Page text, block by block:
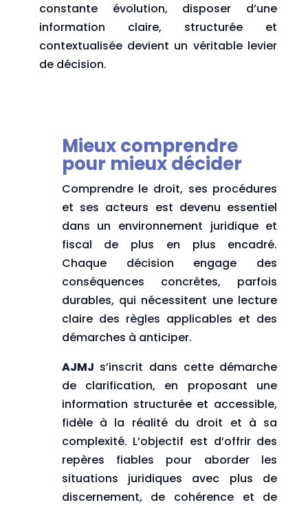
constante évolution, disposer d’une
information claire, structurée et
contextualisée devient un véritable levier
de décision.
Mieux comprendre
pour mieux décider
Comprendre le droit, ses procédures
et ses acteurs est devenu essentiel
dans un environnement juridique et
fiscal de plus en plus encadré.
Chaque décision engage des
conséquences concrètes, parfois
durables, qui nécessitent une lecture
claire des règles applicables et des
démarches à anticiper.
AJMJ s’inscrit dans cette démarche
de clarification, en proposant une
information structurée et accessible,
fidèle à la réalité du droit et à sa
complexité. L’objectif est d’offrir des
repères fiables pour aborder les
situations juridiques avec plus de
discernement, de cohérence et de